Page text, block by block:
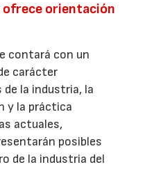
ofrece orientación
contará con un
carácter
la industria, la
y la práctica
actuales,
posibles
de la industria del